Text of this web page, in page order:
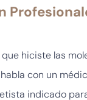
hiciste las
con un
indicado